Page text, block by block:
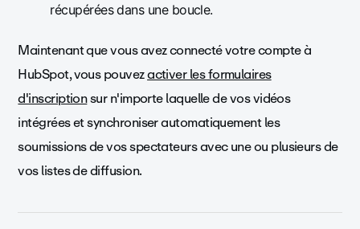
récupérées dans une boucle.
Maintenant que vous avez connecté votre compte à
HubSpot, vous pouvezactiver les formulaires
d'inscriptionsur n'importe laquelle de vos vidéos
intégrées et synchroniser automatiquement les
soumissions de vos spectateurs avec une ou plusieurs de
vos listes de diffusion.